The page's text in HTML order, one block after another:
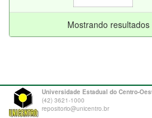
Mostrando
Universidade Estadual do Centro-
(42) 3621-1000
repositorio@unicentro.br